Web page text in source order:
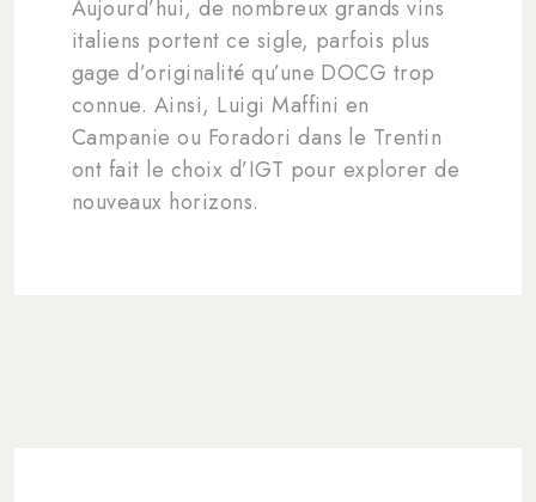
Aujourd’hui, de nombreux grands vins
italiens portent ce sigle, parfois plus
gage d’originalité qu’une DOCG trop
connue. Ainsi, Luigi Maffini en
Campanie ou Foradori dans le Trentin
ont fait le choix d’IGT pour explorer de
nouveaux horizons.